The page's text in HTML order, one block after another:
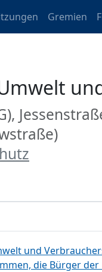
Gremien
und
die Bürger der